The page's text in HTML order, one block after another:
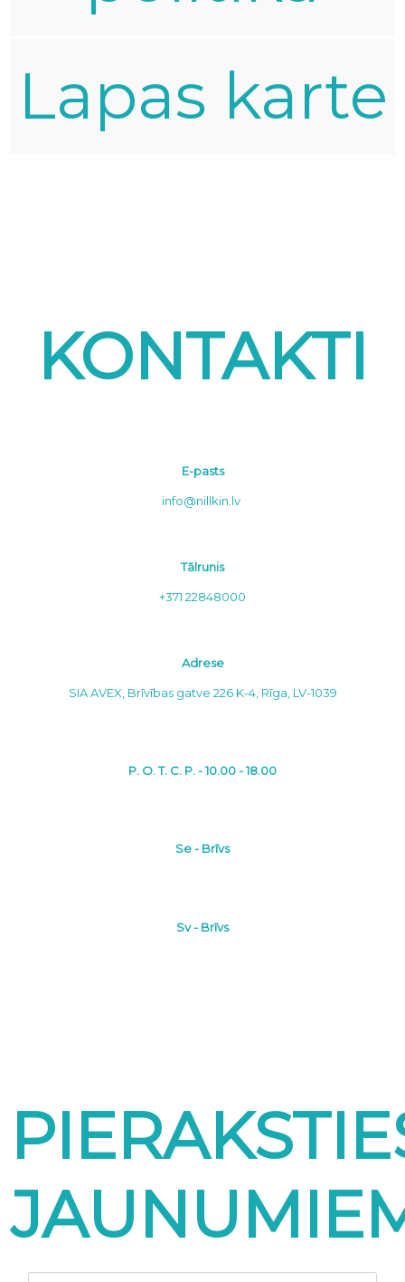
Lapas karte
KONTAKTI
E-pasts
info@nillkin.lv
Tālrunis
+371 22848000
Adrese
SIA AVEX, Brīvības gatve 226 K-4, Rīga, LV-1039
P. O. T. C. P. - 10.00 - 18.00
Se - Brīvs
Sv - Brīvs